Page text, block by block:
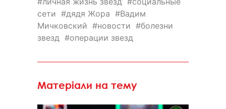
сети
дядя Жора
Вадим
Мичковский
новости
болезни
звезд
операции звезд
Матеріали на тему